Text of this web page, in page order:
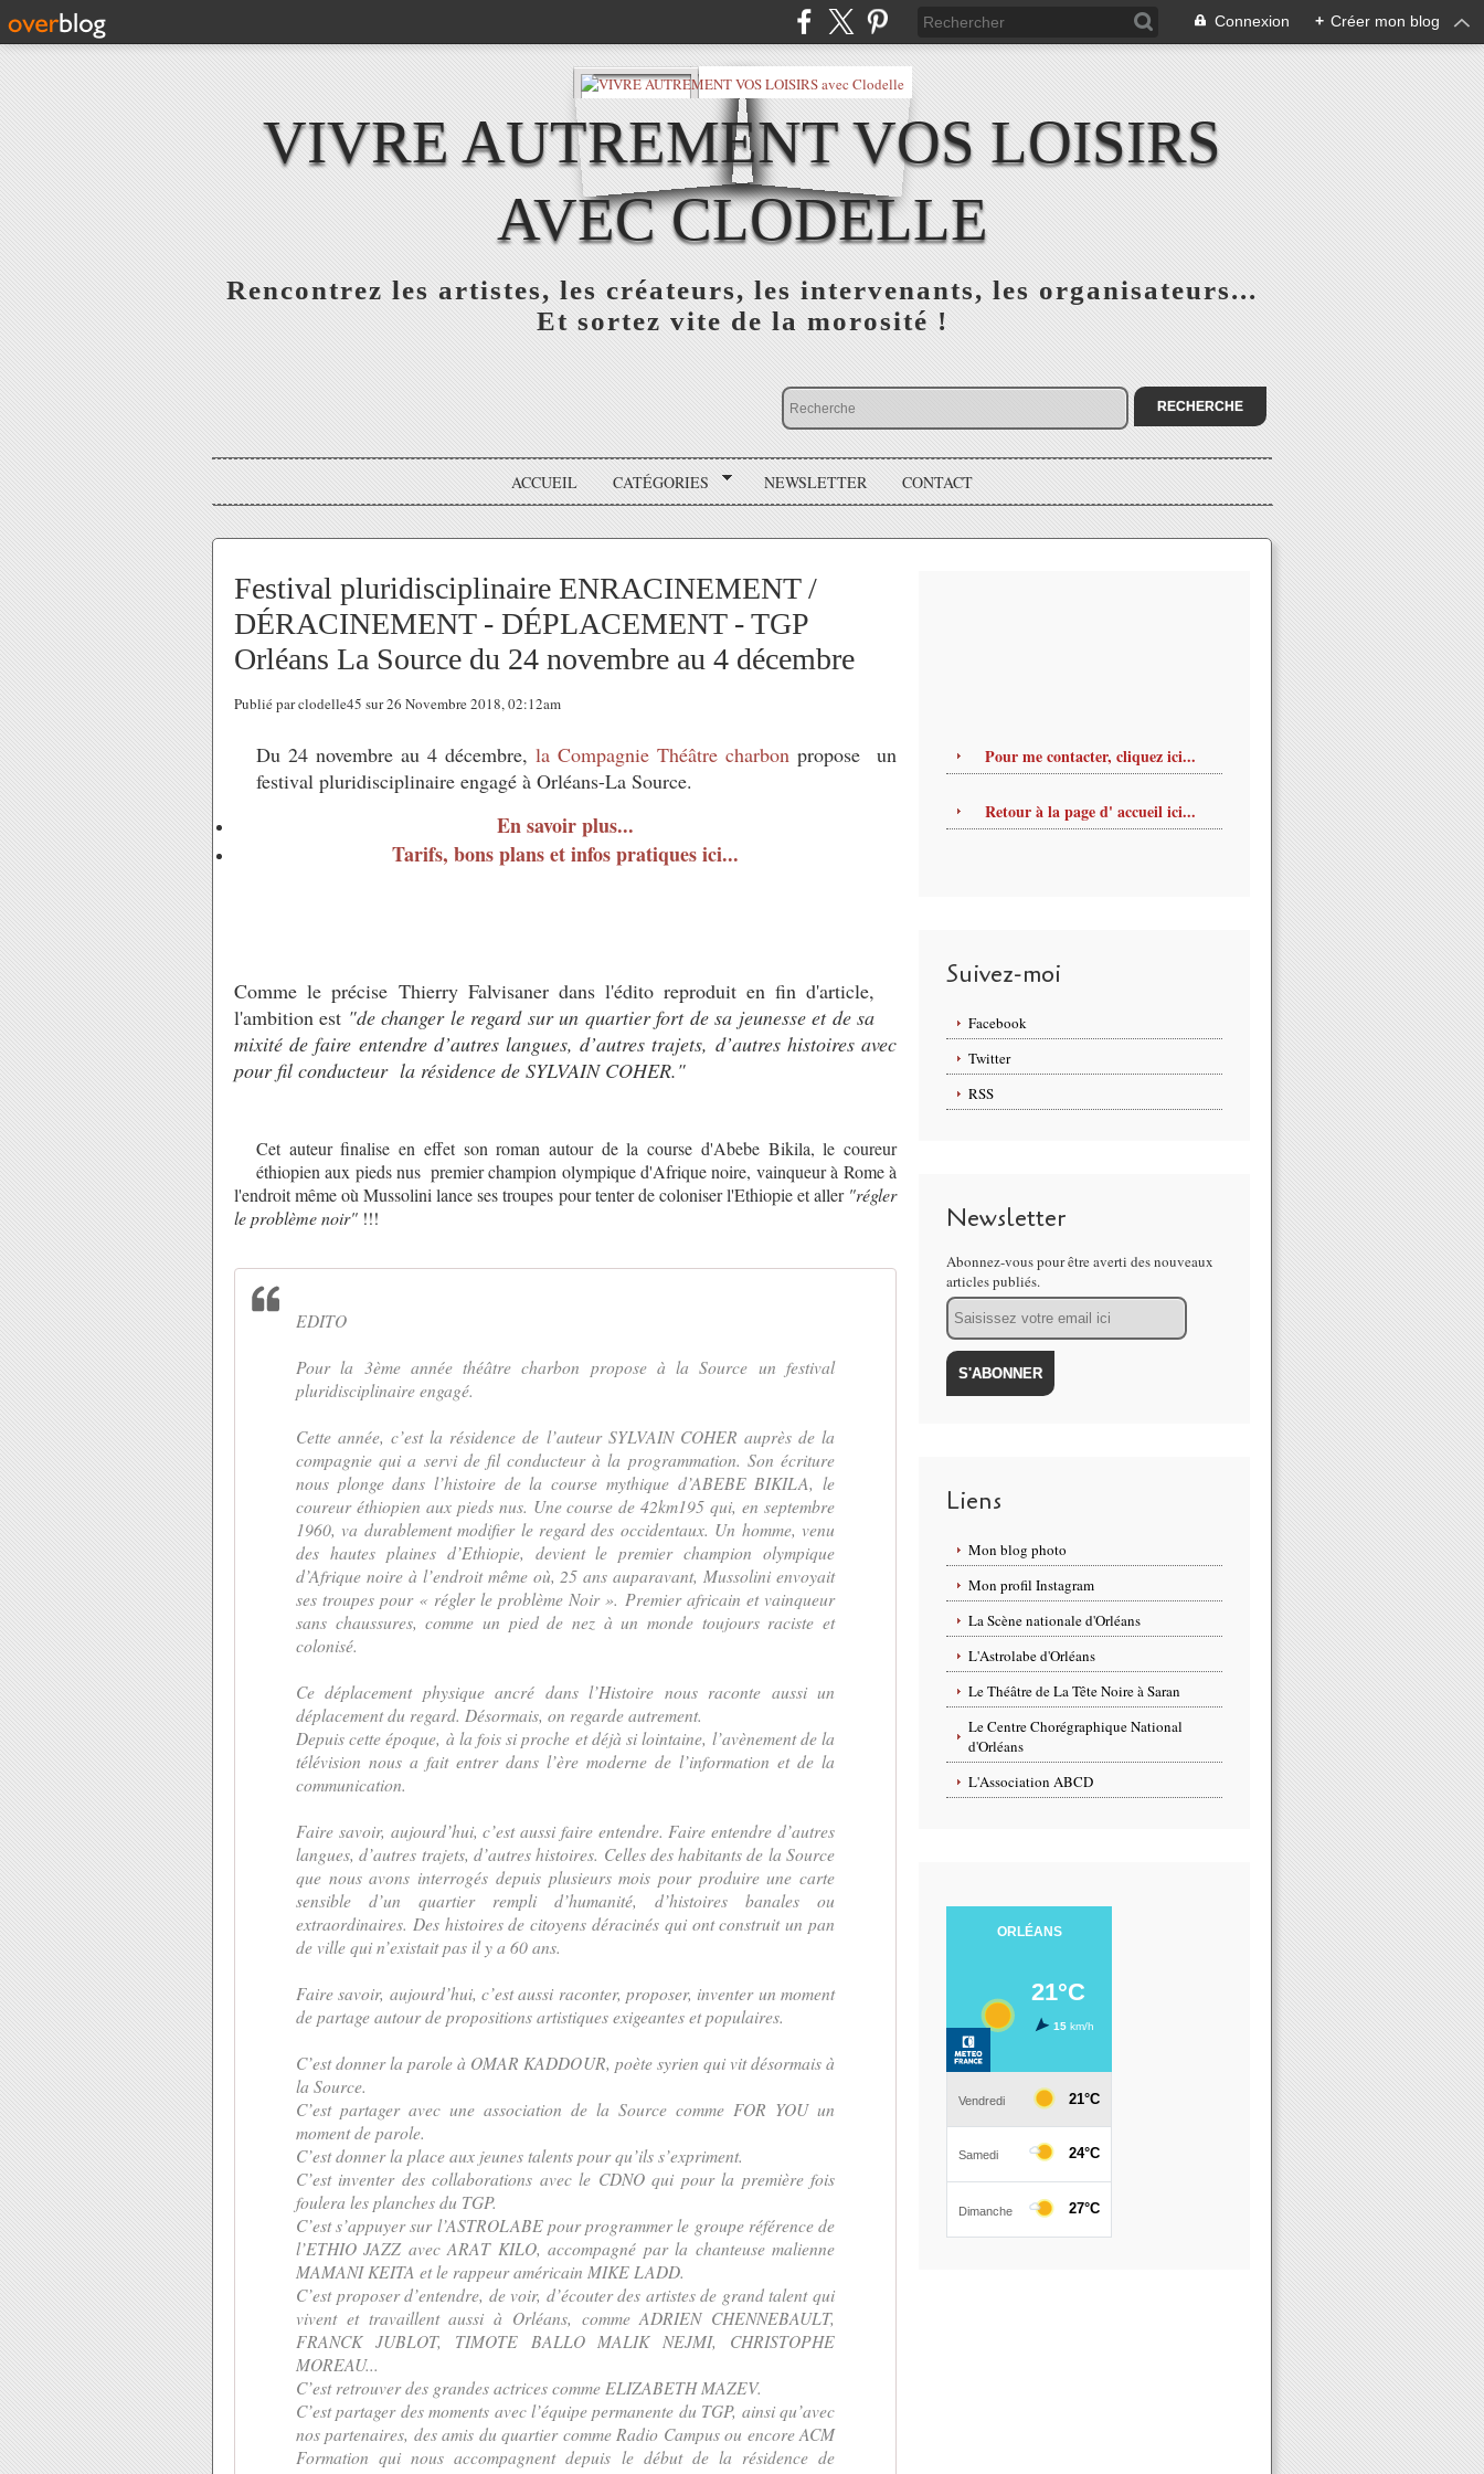
Connexion + Créer mon blog
VIVRE AUTREMENT VOS LOISIRS
AVEC CLODELLE
Rencontrez les artistes, les créateurs, les intervenants, les organisateurs...
Et sortez vite de la morosité !
ACCUEIL CATÉGORIES NEWSLETTER CONTACT
Festival pluridisciplinaire ENRACINEMENT /
DÉRACINEMENT - DÉPLACEMENT - TGP
Orléans La Source du 24 novembre au 4 décembre
Publié par clodelle45 sur 26 Novembre 2018, 02:12am
Du 24 novembre au 4 décembre, la Compagnie Théâtre charbon propose un
festival pluridisciplinaire engagé à Orléans-La Source.
En savoir plus...
Tarifs, bons plans et infos pratiques ici...
Comme le précise Thierry Falvisaner dans l'édito reproduit en fin d'article,
l'ambition est "de changer le regard sur un quartier fort de sa jeunesse et de sa
mixité de faire entendre d’autres langues, d’autres trajets, d’autres histoires avec
pour fil conducteur la résidence de SYLVAIN COHER."
Cet auteur finalise en effet son roman autour de la course d'Abebe Bikila, le coureur
éthiopien aux pieds nus premier champion olympique d'Afrique noire, vainqueur à Rome à
l'endroit même où Mussolini lance ses troupes pour tenter de coloniser l'Ethiopie et aller "régler
le problème noir" !!!
EDITO
Pour la 3ème année théâtre charbon propose à la Source un festival
pluridisciplinaire engagé.
Cette année, c’est la résidence de l’auteur SYLVAIN COHER auprès de la
compagnie qui a servi de fil conducteur à la programmation. Son écriture
nous plonge dans l’histoire de la course mythique d’ABEBE BIKILA, le
coureur éthiopien aux pieds nus. Une course de 42km195 qui, en septembre
1960, va durablement modifier le regard des occidentaux. Un homme, venu
des hautes plaines d’Ethiopie, devient le premier champion olympique
d’Afrique noire à l’endroit même où, 25 ans auparavant, Mussolini envoyait
ses troupes pour « régler le problème Noir ». Premier africain et vainqueur
sans chaussures, comme un pied de nez à un monde toujours raciste et
colonisé.
Ce déplacement physique ancré dans l’Histoire nous raconte aussi un
déplacement du regard. Désormais, on regarde autrement.
Depuis cette époque, à la fois si proche et déjà si lointaine, l’avènement de la
télévision nous a fait entrer dans l’ère moderne de l’information et de la
communication.
Faire savoir, aujourd’hui, c’est aussi faire entendre. Faire entendre d’autres
langues, d’autres trajets, d’autres histoires. Celles des habitants de la Source
que nous avons interrogés depuis plusieurs mois pour produire une carte
sensible d’un quartier rempli d’humanité, d’histoires banales ou
extraordinaires. Des histoires de citoyens déracinés qui ont construit un pan
de ville qui n’existait pas il y a 60 ans.
Faire savoir, aujourd’hui, c’est aussi raconter, proposer, inventer un moment
de partage autour de propositions artistiques exigeantes et populaires.
C’est donner la parole à OMAR KADDOUR, poète syrien qui vit désormais à
la Source.
C’est partager avec une association de la Source comme FOR YOU un
moment de parole.
C’est donner la place aux jeunes talents pour qu’ils s’expriment.
C’est inventer des collaborations avec le CDNO qui pour la première fois
foulera les planches du TGP.
C’est s’appuyer sur l’ASTROLABE pour programmer le groupe référence de
l’ETHIO JAZZ avec ARAT KILO, accompagné par la chanteuse malienne
MAMANI KEITA et le rappeur américain MIKE LADD.
C’est proposer d’entendre, de voir, d’écouter des artistes de grand talent qui
vivent et travaillent aussi à Orléans, comme ADRIEN CHENNEBAULT,
FRANCK JUBLOT, TIMOTE BALLO MALIK NEJMI, CHRISTOPHE
MOREAU...
C’est retrouver des grandes actrices comme ELIZABETH MAZEV.
C’est partager des moments avec l’équipe permanente du TGP, ainsi qu’avec
nos partenaires, des amis du quartier comme Radio Campus ou encore ACM
Formation qui nous accompagnent depuis le début de la résidence de
Pour me contacter, cliquez ici...
Retour à la page d' accueil ici...
Suivez-moi
Facebook
Twitter
RSS
Newsletter
Abonnez-vous pour être averti des nouveaux
articles publiés.
Email
Liens
Mon blog photo
Mon profil Instagram
La Scène nationale d'Orléans
L'Astrolabe d'Orléans
Le Théâtre de La Tête Noire à Saran
Le Centre Chorégraphique National
d'Orléans
L'Association ABCD